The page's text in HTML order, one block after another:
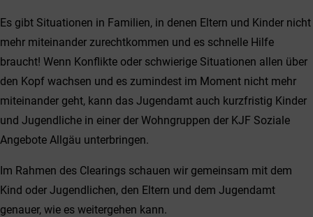
Es gibt Situationen in Familien, in denen Eltern und Kinder nicht
mehr miteinander zurechtkommen und es schnelle Hilfe
braucht! Wenn Konflikte oder schwierige Situationen allen über
den Kopf wachsen und es zumindest im Moment nicht mehr
miteinander geht, kann das Jugendamt auch kurzfristig Kinder
und Jugendliche in einer der Wohngruppen der KJF Soziale
Angebote Allgäu unterbringen.
Im Rahmen des Clearings schauen wir gemeinsam mit dem
Kind oder Jugendlichen, den Eltern und dem Jugendamt
genauer, wie es weitergehen kann.